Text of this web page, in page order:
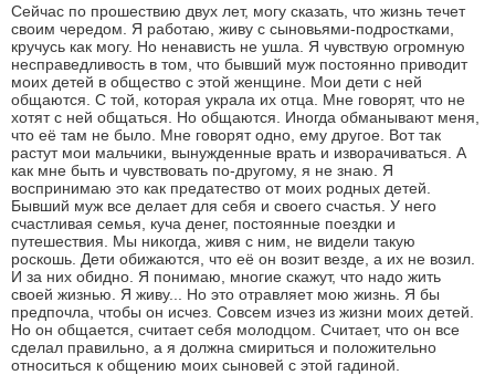
Сейчас по прошествию двух лет, могу сказать, что жизнь течет
своим чередом. Я работаю, живу с сыновьями-подростками,
кручусь как могу. Но ненависть не ушла. Я чувствую огромную
несправедливость в том, что бывший муж постоянно приводит
моих детей в общество с этой женщине. Мои дети с ней
общаются. С той, которая украла их отца. Мне говорят, что не
хотят с ней общаться. Но общаются. Иногда обманывают меня,
что её там не было. Мне говорят одно, ему другое. Вот так
растут мои мальчики, вынужденные врать и изворачиваться. А
как мне быть и чувствовать по-другому, я не знаю. Я
воспринимаю это как предатество от моих родных детей.
Бывший муж все делает для себя и своего счастья. У него
счастливая семья, куча денег, постоянные поездки и
путешествия. Мы никогда, живя с ним, не видели такую
роскошь. Дети обижаются, что её он возит везде, а их не возил.
И за них обидно. Я понимаю, многие скажут, что надо жить
своей жизнью. Я живу... Но это отравляет мою жизнь. Я бы
предпочла, чтобы он исчез. Совсем изчез из жизни моих детей.
Но он общается, считает себя молодцом. Считает, что он все
сделал правильно, а я должна смириться и положительно
относиться к общению моих сыновей с этой гадиной.